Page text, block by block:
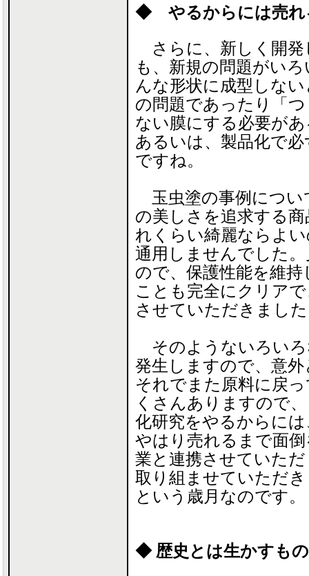
◆ やるからには売れ
さらに、新しく開発
も、新規の問題がい
んな形状に成型しな
の問題であったり「
ない膜にする必要が
あるいは、製品化で
ですね。
玉虫塗の事例につい
の美しさを追求する
れくらい綺麗ならよ
通用しませんでした
ので、保護性能を維
ことも完全にクリア
させていただきまし
そのようないろいろ
発生しますので、意
それでまた原料に戻
くさんありますので
化研究をやるからに
やはり売れるまで面
業と連携させていた
取り組ませていただ
という歳月なのです。
◆ 歴史とは生かすもの